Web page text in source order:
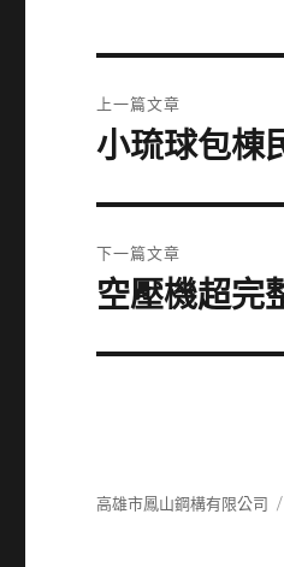
章
上一篇文章
上
篇
文
章:
小琉球包棟
下一篇文章
下
篇
空壓機超完
高雄市鳳山鋼構有限公司